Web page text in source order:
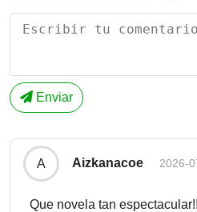
Enviar
A Aizkanacoe 2026-
Que novela tan